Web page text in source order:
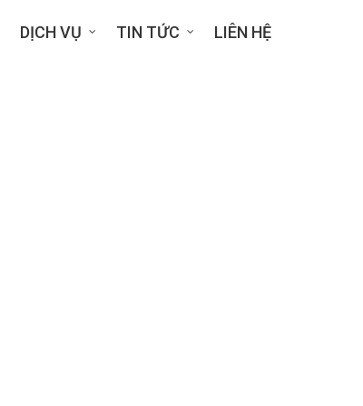
DỊCH VỤ TIN TỨC LIÊN HỆ